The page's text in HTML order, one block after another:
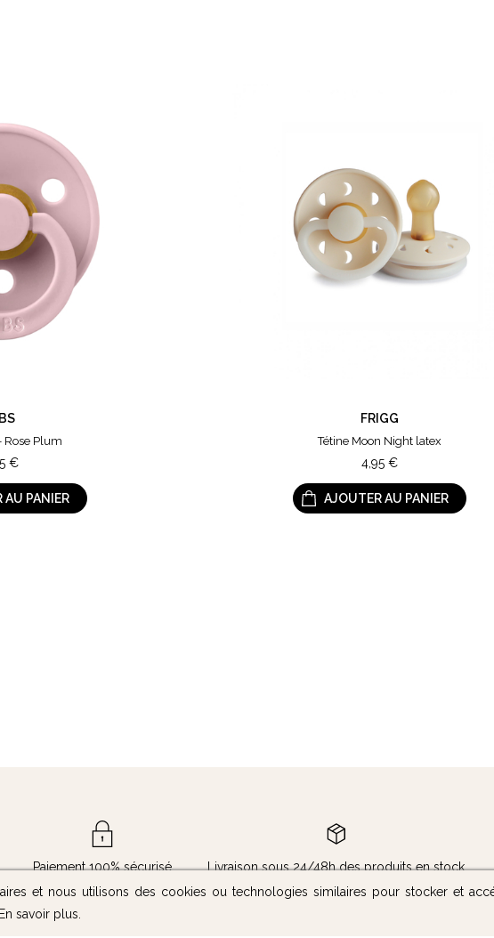
Rose Plum
€
AU PANIER
FRIGG
Tétine Moon Night latex
4,95 €
AJOUTER AU PANIER
Paiement 100% sécurisé Livraison sous 24/48h des produits en stock
et nous utilisons des cookies ou technologies similaires pour stocker et
En savoir plus